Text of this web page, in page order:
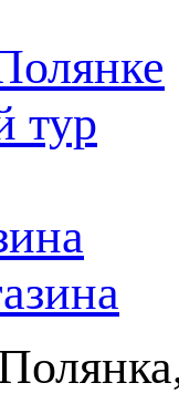
тур